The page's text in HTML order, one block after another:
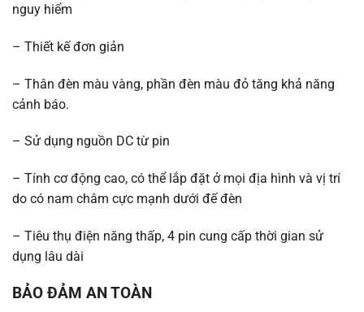
nguy hiểm
– Thiết kế đơn giản
– Thân đèn màu vàng, phần đèn màu đỏ tăng khả năng
cảnh báo.
– Sử dụng nguồn DC từ pin
– Tính cơ động cao, có thể lắp đặt ở mọi địa hình và vị trí
do có nam châm cực mạnh dưới đế đèn
– Tiêu thụ điện năng thấp, 4 pin cung cấp thời gian sử
dụng lâu dài
BẢO ĐẢM AN TOÀN